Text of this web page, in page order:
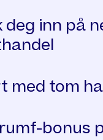
deg inn på
med tom
bonus